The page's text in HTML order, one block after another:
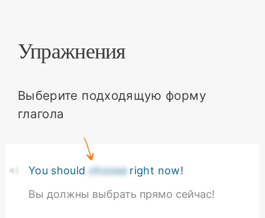
Упражнения
Выберите подходящую форму
глагола
You should chooseright now!
Вы должны выбрать прямо сейчас!